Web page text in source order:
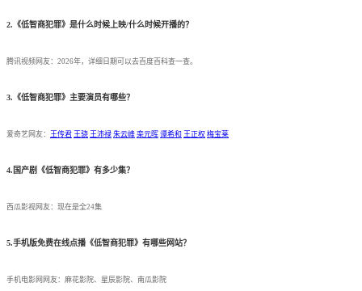
2.《低智商犯罪》是什么时候上映/什么时候开播的？
腾讯视频网友：2026年，详细日期可以去百度百科查一查。
3.《低智商犯罪》主要演员有哪些？
爱奇艺网友： 王传君 王骁 王沛禄 朱云峰 栾元晖 谭希和 王正权 梅宝莱
4.国产剧《低智商犯罪》有多少集？
西瓜影视网友：现在是全24集
5.手机版免费在线点播《低智商犯罪》有哪些网站？
手机电影网网友：麻花影院、星辰影院、南瓜影院